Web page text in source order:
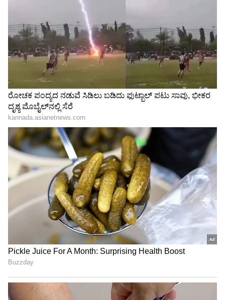
29 ರಾಜ್ಯ ಹಾಗೂ 7 ಕೇಂದ್ರಾಡಳಿತ ಪ್ರದೇಶಗಳಿಂದ ತಲಾ 36
ಬಾಲಕ, ಬಾಲಕಿಯರ ತಂಡಗಳು ಭಾಗವಹಿಸಿದ್ದು, ಅಂದಾಜು
1300 ಆಟಗಾರರು ಆಗಮಿಸಲಿದ್ದಾರೆ. 200 ಅಧಿಕಾರಿಗಳು
ಪಂದ್ಯಾವಳಿ ಯಶಸ್ಸು ಕಾಣಲು ಶ್ರಮಿಸಲಿದ್ದಾರೆ.
ಕ್ರೀಡಾಂಗಣದಲ್ಲಿ 5 ಅಂಕಣಗಳನ್ನು ಸಿದ್ಧಪಡಿಸಲಾಗಿದೆ ಎಂದು
ಅಖಿಲ ಭಾರತ ಖೋ-ಖೋ ಸಂಸ್ಥೆ ಉಪಾಧ್ಯಕ್ಷ ಹಾಗೂ ರಾಜ್ಯ
ಖೋ-ಖೋ ಸಂಸ್ಥೆ ಅಧ್ಯಕ್ಷ ಲೋಕೇಶ್ವರ ಮಾಹಿತಿ ನೀಡಿದ್ದಾರೆ.
LATEST VIDEOS
"ರಾಜಕೀಯ ಬೇಡ, ಸಿನಿಮಾನೇ ಪ್ರಾಣ":
ಕನಕೋತ್ಸವದಲ್ಲಿ ರಿಷಬ್ ಶೆಟ್ಟಿ | Rishab
Shetty speech | Suvarna News
ಶೇ.50 ರಿಂದ ಶೇ.18 ಕ್ಕೆ TAX ಇಳಿಕೆ: ಮೋದಿ-
ಟ್ರಂಪ್ ಐತಿಹಾಸಿಕ ಒಪ್ಪಂದ | India US
Trade Deal | Party Rounds